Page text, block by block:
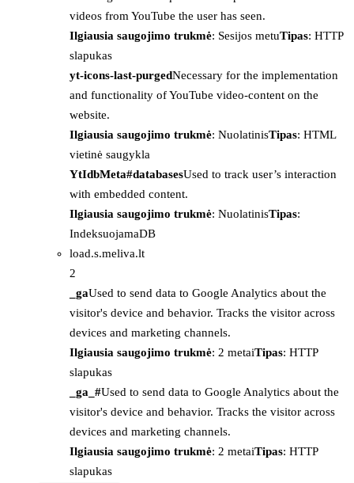
videos from YouTube the user has seen.
Ilgiausia saugojimo trukmė: Sesijos metuTipas: HTTP
slapukas
yt-icons-last-purgedNecessary for the implementation
and functionality of YouTube video-content on the
website.
Ilgiausia saugojimo trukmė: NuolatinisTipas: HTML
vietinė saugykla
YtIdbMeta#databasesUsed to track user’s interaction
with embedded content.
Ilgiausia saugojimo trukmė: NuolatinisTipas:
IndeksuojamaDB
load.s.meliva.lt
2
_gaUsed to send data to Google Analytics about the
visitor's device and behavior. Tracks the visitor across
devices and marketing channels.
Ilgiausia saugojimo trukmė: 2 metaiTipas: HTTP
slapukas
_ga_#Used to send data to Google Analytics about the
visitor's device and behavior. Tracks the visitor across
devices and marketing channels.
Ilgiausia saugojimo trukmė: 2 metaiTipas: HTTP
slapukas